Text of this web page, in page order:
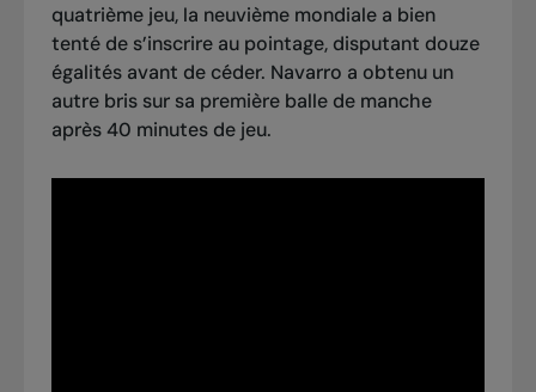
quatrième jeu, la neuvième mondiale a bien
tenté de s’inscrire au pointage, disputant douze
égalités avant de céder. Navarro a obtenu un
autre bris sur sa première balle de manche
après 40 minutes de jeu.